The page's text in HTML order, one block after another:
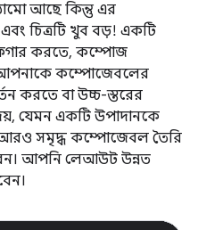
আছে কিন্তু এর
চিত্রটি খুব বড়! একটি
করতে, কম্পোজ
আপনাকে কম্পোজেবলের
করতে বা উচ্চ-স্তরের
যেমন একটি উপাদানকে
সমৃদ্ধ কম্পোজেবল তৈরি
আপনি লেআউট উন্নত